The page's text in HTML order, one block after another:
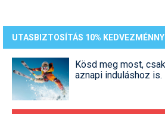
UTASBIZTOSÍTÁS 10%
Kösd meg most,
aznapi induláshoz is.